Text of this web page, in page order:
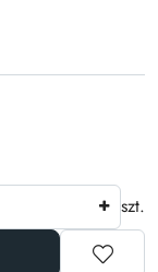
szt.